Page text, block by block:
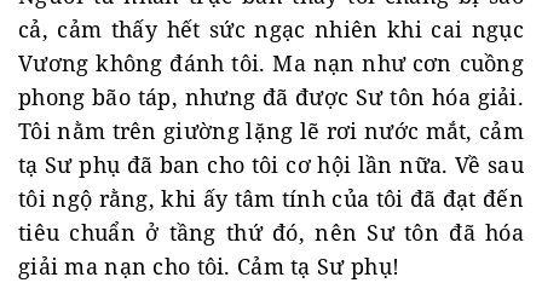
cả, cảm thấy hết sức ngạc nhiên khi cai ngục
Vương không đánh tôi. Ma nạn như cơn cuồng
phong bão táp, nhưng đã được Sư tôn hóa giải.
Tôi nằm trên giường lặng lẽ rơi nước mắt, cảm
tạ Sư phụ đã ban cho tôi cơ hội lần nữa. Về sau
tôi ngộ rằng, khi ấy tâm tính của tôi đã đạt đến
tiêu chuẩn ở tầng thứ đó, nên Sư tôn đã hóa
giải ma nạn cho tôi. Cảm tạ Sư phụ!